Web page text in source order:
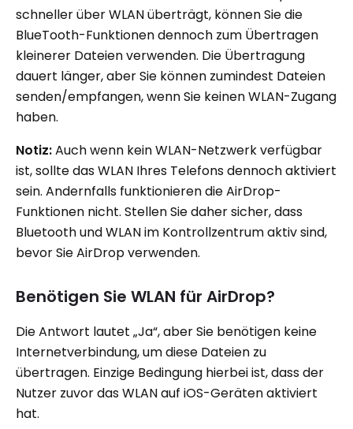
schneller über WLAN überträgt, können Sie die
BlueTooth-Funktionen dennoch zum Übertragen
kleinerer Dateien verwenden. Die Übertragung
dauert länger, aber Sie können zumindest Dateien
senden/empfangen, wenn Sie keinen WLAN-Zugang
haben.
Notiz:Auch wenn kein WLAN-Netzwerk verfügbar
ist, sollte das WLAN Ihres Telefons dennoch aktiviert
sein. Andernfalls funktionieren die AirDrop-
Funktionen nicht. Stellen Sie daher sicher, dass
Bluetooth und WLAN im Kontrollzentrum aktiv sind,
bevor Sie AirDrop verwenden.
Benötigen Sie WLAN für AirDrop?
Die Antwort lautet „Ja“, aber Sie benötigen keine
Internetverbindung, um diese Dateien zu
übertragen. Einzige Bedingung hierbei ist, dass der
Nutzer zuvor das WLAN auf iOS-Geräten aktiviert
hat.